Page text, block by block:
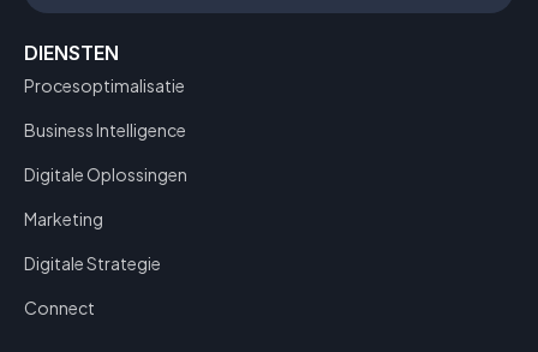
DIENSTEN
Procesoptimalisatie
Business Intelligence
Digitale Oplossingen
Marketing
Digitale Strategie
Connect